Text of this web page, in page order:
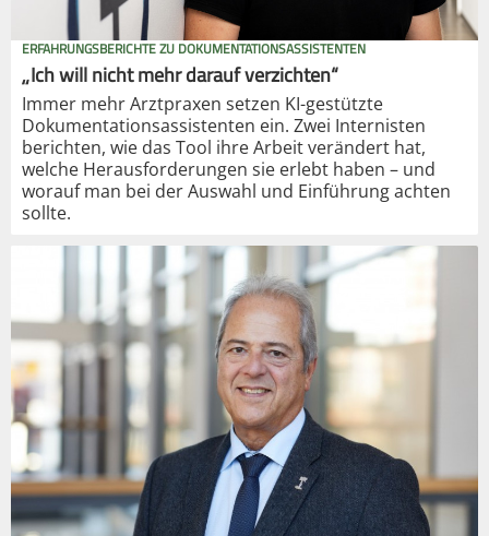
ERFAHRUNGSBERICHTE ZU DOKUMENTATIONSASSISTENTEN
„Ich will nicht mehr darauf verzichten“
Immer mehr Arztpraxen setzen KI-gestützte
Dokumentationsassistenten ein. Zwei Internisten
berichten, wie das Tool ihre Arbeit verändert hat,
welche Herausforderungen sie erlebt haben – und
worauf man bei der Auswahl und Einführung achten
sollte.